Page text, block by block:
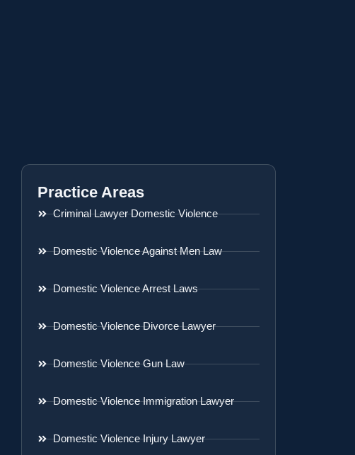
Practice Areas
Criminal Lawyer Domestic Violence
Domestic Violence Against Men Law
Domestic Violence Arrest Laws
Domestic Violence Divorce Lawyer
Domestic Violence Gun Law
Domestic Violence Immigration Lawyer
Domestic Violence Injury Lawyer